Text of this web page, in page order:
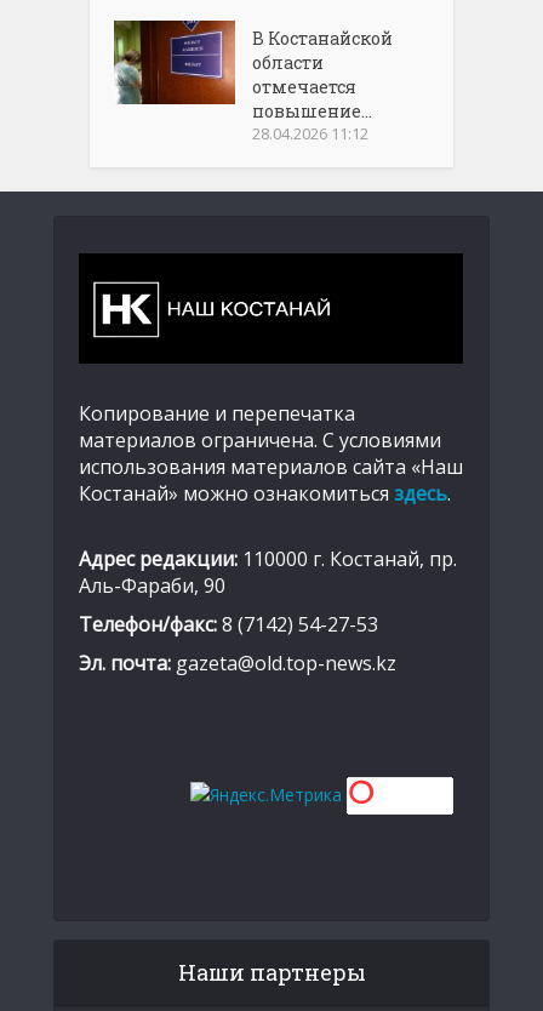
В Костанайской
области
отмечается
повышение...
28.04.2026 11:12
Копирование и перепечатка
материалов ограничена. С условиями
использования материалов сайта «Наш
Костанай» можно ознакомиться здесь.
Адрес редакции: 110000 г. Костанай, пр.
Аль-Фараби, 90
Телефон/факс:8 (7142) 54-27-53
Эл. почта: gazeta@old.top-news.kz
Наши партнеры